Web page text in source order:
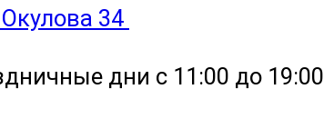
34
дни с 11:00 до 19:00